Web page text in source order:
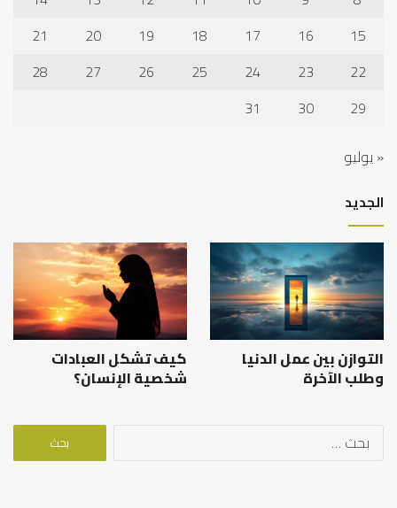
15
16
17
18
19
20
21
22
23
24
25
26
27
28
29
30
31
« يوليو
الجديد
التوازن بين عمل الدنيا
وطلب الآخرة
كيف تشكل العبادات
شخصية الإنسان؟
البحث